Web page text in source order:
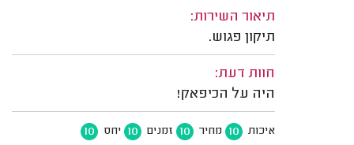
תיאור השירות:
תיקון פגוש.
חוות דעת:
היה על הכיפאק!
איכות 10 מחיר 10 זמנים 10 יחס 10